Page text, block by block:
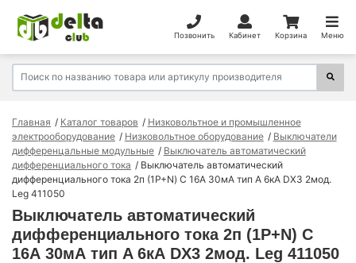
Позвонить Кабинет Корзина Меню
Главная Каталог товаров
Низковольтное и промышленное
электрооборудование
Низковольтное оборудование
Выключатели
дифференцальные модульные
Выключатель автоматический
дифференциального тока
Выключатель автоматический
дифференциального тока 2п (1P+N) C 16А 30мА тип A 6кА DX3 2мод.
Leg 411050
Выключатель автоматический
дифференциального тока 2п (1P+N) C
16А 30мА тип A 6кА DX3 2мод. Leg 411050